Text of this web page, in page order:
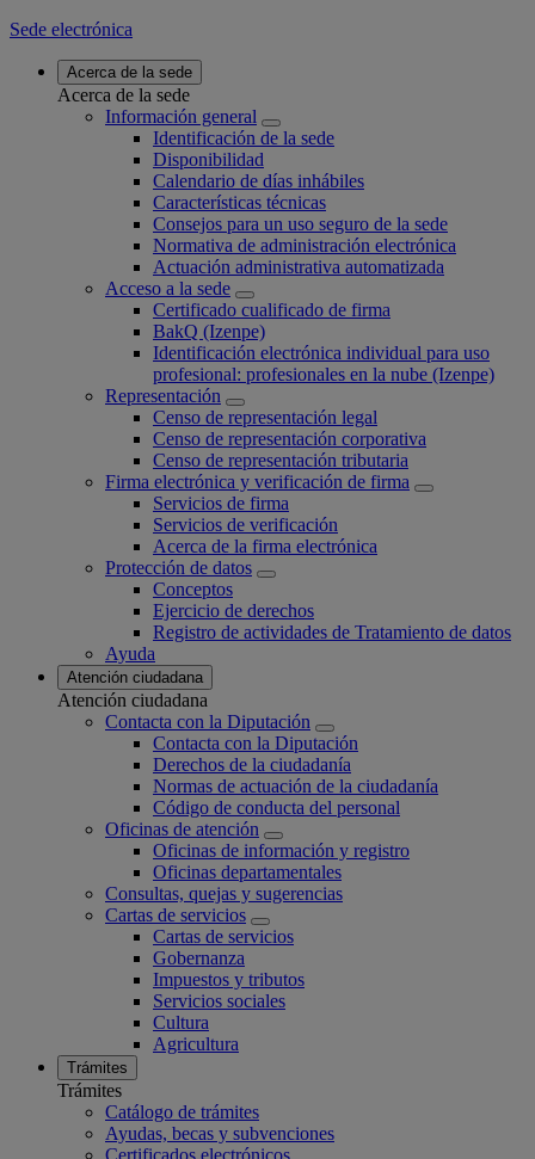
Sede electrónica
Acerca de la sede
Acerca de la sede
Información general
Identificación de la sede
Disponibilidad
Calendario de días inhábiles
Características técnicas
Consejos para un uso seguro de la sede
Normativa de administración electrónica
Actuación administrativa automatizada
Acceso a la sede
Certificado cualificado de firma
BakQ (Izenpe)
Identificación electrónica individual para uso
profesional: profesionales en la nube (Izenpe)
Representación
Censo de representación legal
Censo de representación corporativa
Censo de representación tributaria
Firma electrónica y verificación de firma
Servicios de firma
Servicios de verificación
Acerca de la firma electrónica
Protección de datos
Conceptos
Ejercicio de derechos
Registro de actividades de Tratamiento de datos
Ayuda
Atención ciudadana
Atención ciudadana
Contacta con la Diputación
Contacta con la Diputación
Derechos de la ciudadanía
Normas de actuación de la ciudadanía
Código de conducta del personal
Oficinas de atención
Oficinas de información y registro
Oficinas departamentales
Consultas, quejas y sugerencias
Cartas de servicios
Cartas de servicios
Gobernanza
Impuestos y tributos
Servicios sociales
Cultura
Agricultura
Trámites
Trámites
Catálogo de trámites
Ayudas, becas y subvenciones
Certificados electrónicos